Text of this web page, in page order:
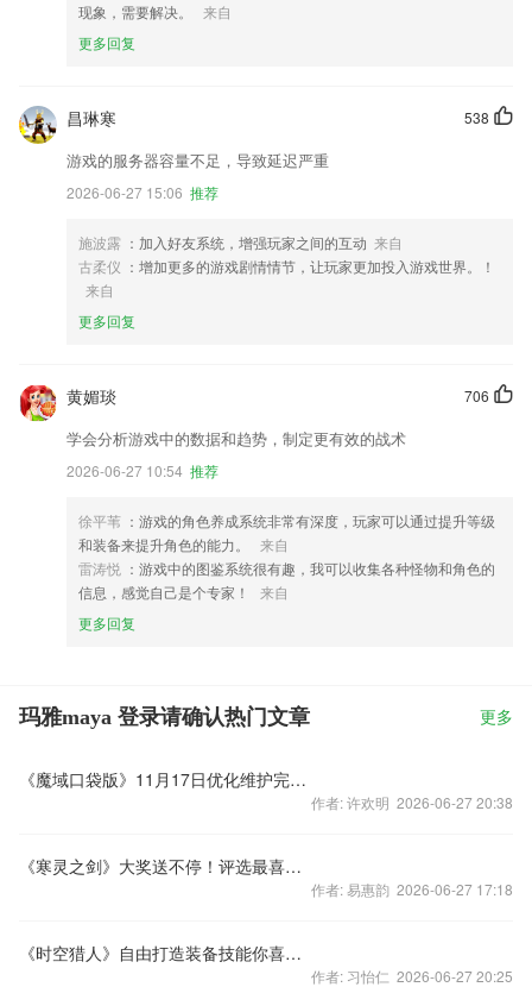
现象，需要解决。
来自
更多回复
538
昌琳寒
游戏的服务器容量不足，导致延迟严重
2026-06-27 15:06 推荐
施波露 ：加入好友系统，增强玩家之间的互动 来自
古柔仪 ：增加更多的游戏剧情情节，让玩家更加投入游戏世界。！
来自
更多回复
706
黄媚琰
学会分析游戏中的数据和趋势，制定更有效的战术
2026-06-27 10:54 推荐
徐平苇 ：游戏的角色养成系统非常有深度，玩家可以通过提升等级
和装备来提升角色的能力。
来自
雷涛悦 ：游戏中的图鉴系统很有趣，我可以收集各种怪物和角色的
信息，感觉自己是个专家！
来自
更多回复
玛雅maya 登录请确认热门文章 更多
《魔域口袋版》11月17日优化维护完成公告
作者: 许欢明 2026-06-27 20:38
《寒灵之剑》大奖送不停！评选最喜爱职业抢楼活动
作者: 易惠韵 2026-06-27 17:18
《时空猎人》自由打造装备技能你喜欢吗
作者: 习怡仁 2026-06-27 20:25